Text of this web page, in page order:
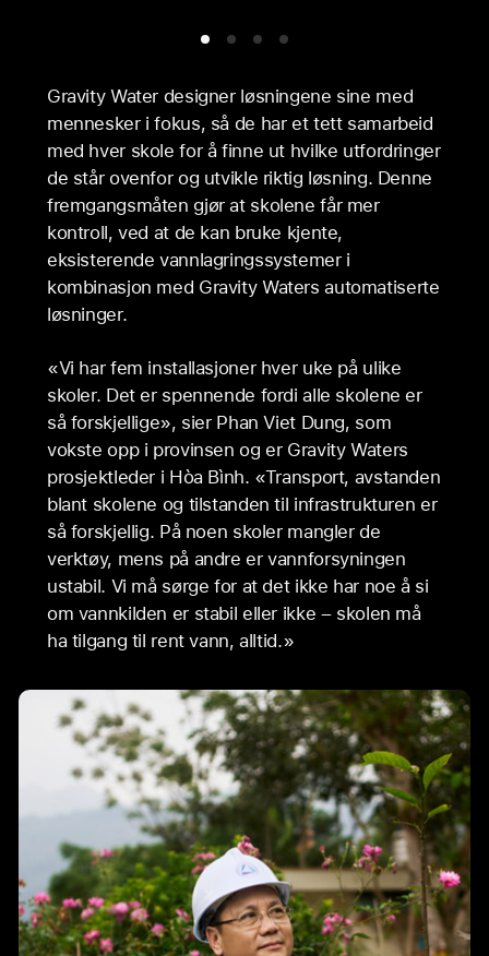
Gravity Water designer løsningene sine med
mennesker i fokus, så de har et tett samarbeid
med hver skole for å finne ut hvilke utfordringer
de står ovenfor og utvikle riktig løsning. Denne
fremgangsmåten gjør at skolene får mer
kontroll, ved at de kan bruke kjente,
eksisterende vannlagringssystemer i
kombinasjon med Gravity Waters automatiserte
løsninger.
«Vi har fem installasjoner hver uke på ulike
skoler. Det er spennende fordi alle skolene er
så forskjellige», sier Phan Viet Dung, som
vokste opp i provinsen og er Gravity Waters
prosjektleder i Hòa Bình. «Transport, avstanden
blant skolene og tilstanden til infrastrukturen er
så forskjellig. På noen skoler mangler de
verktøy, mens på andre er vannforsyningen
ustabil. Vi må sørge for at det ikke har noe å si
om vannkilden er stabil eller ikke – skolen må
ha tilgang til rent vann, alltid.»